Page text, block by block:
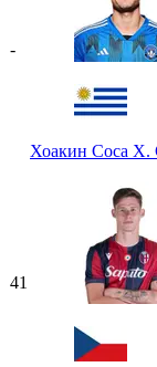
-
Хоакин Соса Х.
41